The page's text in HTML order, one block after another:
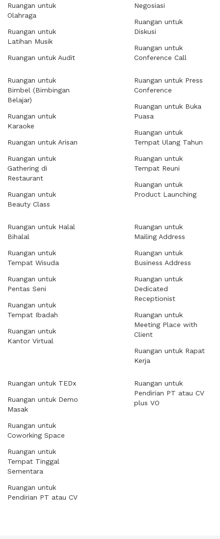
Ruangan untuk
Olahraga
Ruangan untuk
Latihan Musik
Ruangan untuk Audit
Negosiasi
Ruangan untuk
Diskusi
Ruangan untuk
Conference Call
Ruangan untuk
Bimbel (Bimbingan
Belajar)
Ruangan untuk
Karaoke
Ruangan untuk Arisan
Ruangan untuk
Gathering di
Restaurant
Ruangan untuk
Beauty Class
Ruangan untuk Press
Conference
Ruangan untuk Buka
Puasa
Ruangan untuk
Tempat Ulang Tahun
Ruangan untuk
Tempat Reuni
Ruangan untuk
Product Launching
Ruangan untuk Halal
Bihalal
Ruangan untuk
Tempat Wisuda
Ruangan untuk
Pentas Seni
Ruangan untuk
Tempat Ibadah
Ruangan untuk
Kantor Virtual
Ruangan untuk
Mailing Address
Ruangan untuk
Business Address
Ruangan untuk
Dedicated
Receptionist
Ruangan untuk
Meeting Place with
Client
Ruangan untuk Rapat
Kerja
Ruangan untuk TEDx
Ruangan untuk Demo
Masak
Ruangan untuk
Coworking Space
Ruangan untuk
Tempat Tinggal
Sementara
Ruangan untuk
Pendirian PT atau CV
Ruangan untuk
Pendirian PT atau CV
plus VO